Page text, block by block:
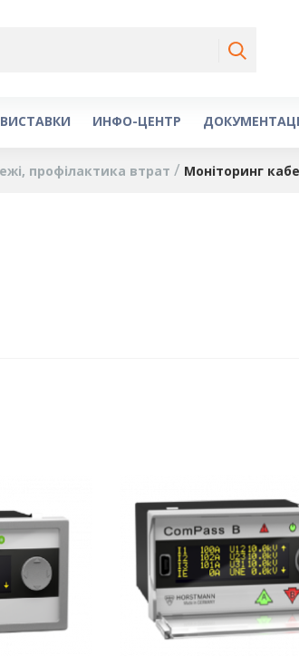
ВИСТАВКИ ИНФО-ЦЕНТР
профілактика втрат Моніторинг